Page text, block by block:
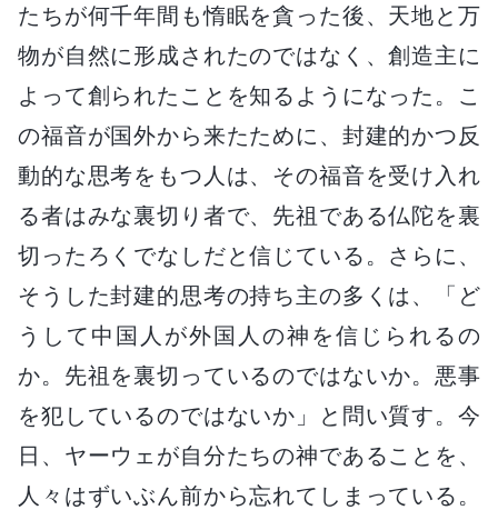
たちが何千年間も惰眠を貪った後、天地と万
物が自然に形成されたのではなく、創造主に
よって創られたことを知るようになった。こ
の福音が国外から来たために、封建的かつ反
動的な思考をもつ人は、その福音を受け入れ
る者はみな裏切り者で、先祖である仏陀を裏
切ったろくでなしだと信じている。さらに、
そうした封建的思考の持ち主の多くは、「ど
うして中国人が外国人の神を信じられるの
か。先祖を裏切っているのではないか。悪事
を犯しているのではないか」と問い質す。今
日、ヤーウェが自分たちの神であることを、
人々はずいぶん前から忘れてしまっている。